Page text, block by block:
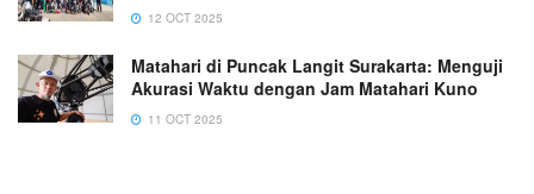
12 OCT 2025
Matahari di Puncak Langit Surakarta: Menguji
Akurasi Waktu dengan Jam Matahari Kuno
11 OCT 2025